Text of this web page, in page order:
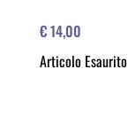
€ 14,00
Articolo Esaurito